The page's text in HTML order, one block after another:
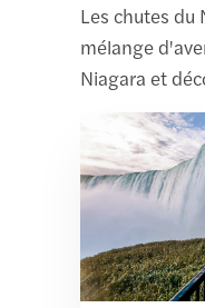
Les chutes du
mélange
Niagara et